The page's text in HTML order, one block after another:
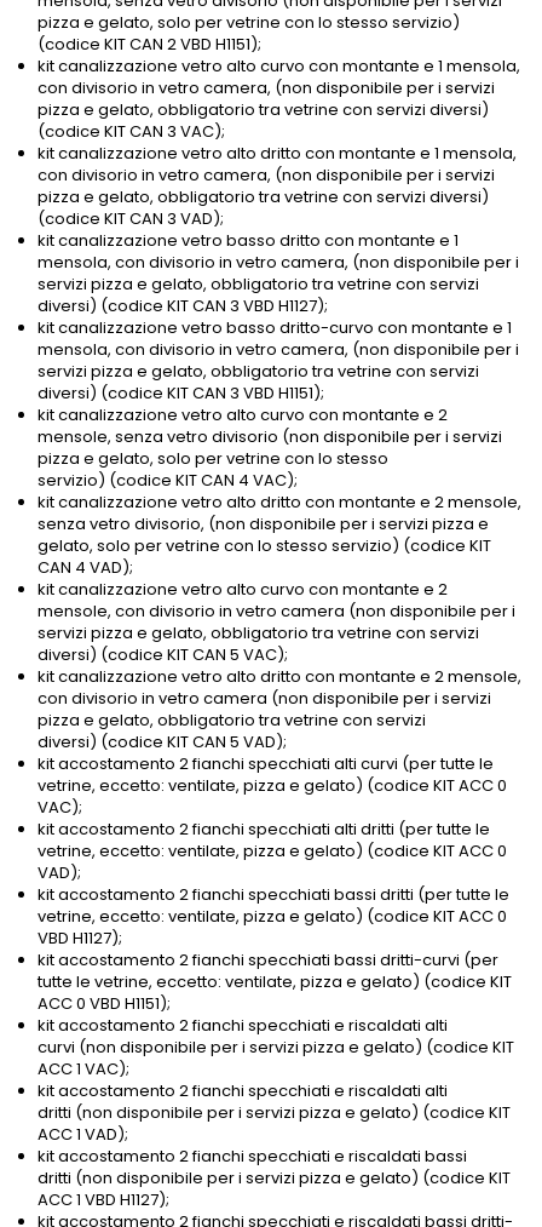
pizza e gelato, solo per vetrine con lo stesso servizio)
(codice KIT CAN 2 VBD H1151);
kit canalizzazione vetro alto curvo con montante e 1 mensola,
con divisorio in vetro camera, (non disponibile per i servizi
pizza e gelato, obbligatorio tra vetrine con servizi diversi)
(codice KIT CAN 3 VAC);
kit canalizzazione vetro alto dritto con montante e 1 mensola,
con divisorio in vetro camera, (non disponibile per i servizi
pizza e gelato, obbligatorio tra vetrine con servizi diversi)
(codice KIT CAN 3 VAD);
kit canalizzazione vetro basso dritto con montante e 1
mensola, con divisorio in vetro camera, (non disponibile per i
servizi pizza e gelato, obbligatorio tra vetrine con servizi
diversi) (codice KIT CAN 3 VBD H1127);
kit canalizzazione vetro basso dritto-curvo con montante e 1
mensola, con divisorio in vetro camera, (non disponibile per i
servizi pizza e gelato, obbligatorio tra vetrine con servizi
diversi) (codice KIT CAN 3 VBD H1151);
kit canalizzazione vetro alto curvo con montante e 2
mensole, senza vetro divisorio (non disponibile per i servizi
pizza e gelato, solo per vetrine con lo stesso
servizio) (codice KIT CAN 4 VAC);
kit canalizzazione vetro alto dritto con montante e 2 mensole,
senza vetro divisorio, (non disponibile per i servizi pizza e
gelato, solo per vetrine con lo stesso servizio) (codice KIT
CAN 4 VAD);
kit canalizzazione vetro alto curvo con montante e 2
mensole, con divisorio in vetro camera (non disponibile per i
servizi pizza e gelato, obbligatorio tra vetrine con servizi
diversi) (codice KIT CAN 5 VAC);
kit canalizzazione vetro alto dritto con montante e 2 mensole,
con divisorio in vetro camera (non disponibile per i servizi
pizza e gelato, obbligatorio tra vetrine con servizi
diversi) (codice KIT CAN 5 VAD);
kit accostamento 2 fianchi specchiati alti curvi (per tutte le
vetrine, eccetto: ventilate, pizza e gelato) (codice KIT ACC 0
VAC);
kit accostamento 2 fianchi specchiati alti dritti (per tutte le
vetrine, eccetto: ventilate, pizza e gelato) (codice KIT ACC 0
VAD);
kit accostamento 2 fianchi specchiati bassi dritti (per tutte le
vetrine, eccetto: ventilate, pizza e gelato) (codice KIT ACC 0
VBD H1127);
kit accostamento 2 fianchi specchiati bassi dritti-curvi (per
tutte le vetrine, eccetto: ventilate, pizza e gelato) (codice KIT
ACC 0 VBD H1151);
kit accostamento 2 fianchi specchiati e riscaldati alti
curvi (non disponibile per i servizi pizza e gelato) (codice KIT
ACC 1 VAC);
kit accostamento 2 fianchi specchiati e riscaldati alti
dritti (non disponibile per i servizi pizza e gelato) (codice KIT
ACC 1 VAD);
kit accostamento 2 fianchi specchiati e riscaldati bassi
dritti (non disponibile per i servizi pizza e gelato) (codice KIT
ACC 1 VBD H1127);
kit accostamento 2 fianchi specchiati e riscaldati bassi dritti-